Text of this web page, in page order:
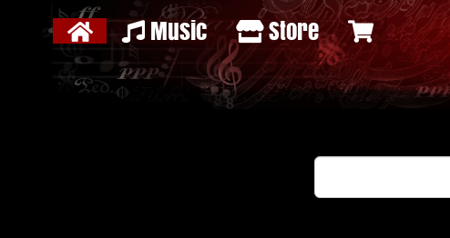
Music Store